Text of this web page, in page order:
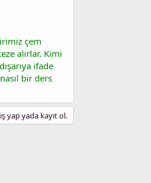
çem
alırlar. Kimi
ifade
bir ders
yap yada kayıt ol.